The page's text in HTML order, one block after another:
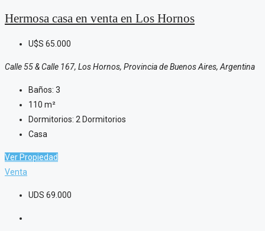
Hermosa casa en venta en Los Hornos
U$S 65.000
Calle 55 & Calle 167, Los Hornos, Provincia de Buenos Aires, Argentina
Baños: 3
110 m²
Dormitorios: 2 Dormitorios
Casa
Ver Propiedad
Venta
UDS 69.000